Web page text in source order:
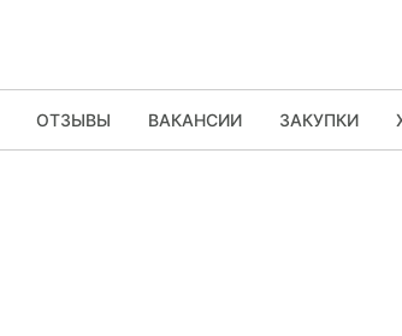
ОТЗЫВЫ ВАКАНСИИ ЗАКУПКИ